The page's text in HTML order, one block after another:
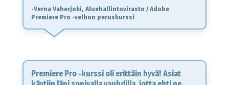
-Verna Vaherjoki, Aluehallintovirasto / Adobe
Premiere Pro -velhon peruskurssi
Premiere Pro -kurssi oli erittäin hyvä! Asiat